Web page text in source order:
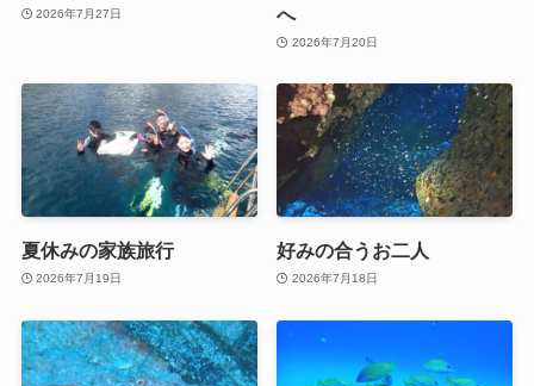
2026年7月27日 へ
2026年7月20日
夏休みの家族旅行
2026年7月19日
好みの合うお二人
2026年7月18日